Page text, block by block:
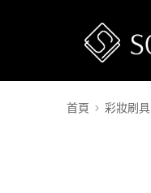
首頁 彩妝刷具